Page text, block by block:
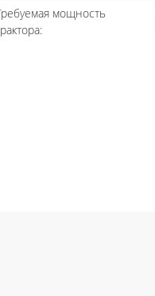
Требуемая мощность